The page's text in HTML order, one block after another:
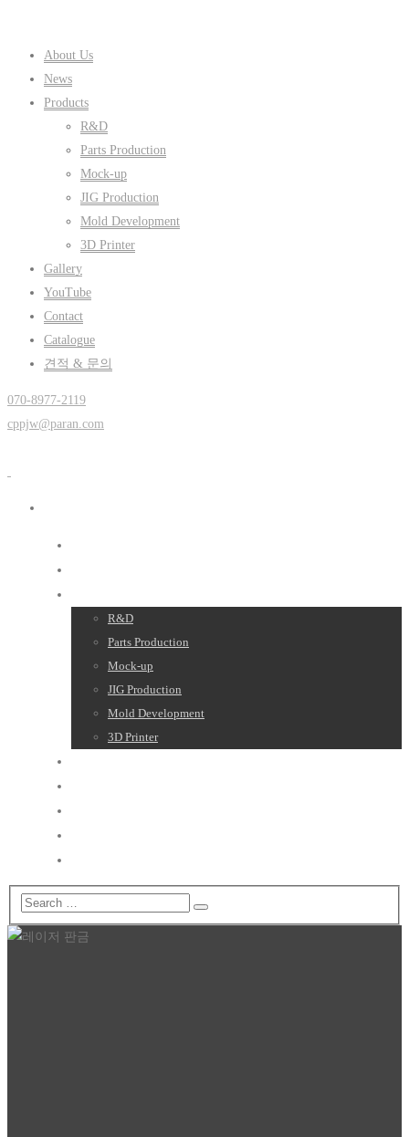
About Us
News
Products
R&D
Parts Production
Mock-up
JIG Production
Mold Development
3D Printer
Gallery
YouTube
Contact
Catalogue
견적 & 문의
070-8977-2119
cppjw@paran.com
R&D
Parts Production
Mock-up
JIG Production
Mold Development
3D Printer